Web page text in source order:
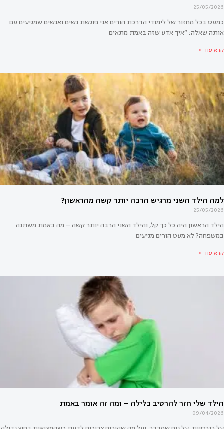
לי להיות מדריכת הורים? המדריך המלא למקצוע הדרכת
25/05/2026
כמעט בכל מחזור של לימודי הדרכת הורים אני פוגשת נשים ואנשים שמגיעים עם
אותה שאלה: “איך אדע שזה באמת מתאים
קרא עוד »
השני מרגיש הרבה יותר קשה מהראשון?
25/05/2026
הילד הראשון היה כל כך קל, והילד השני הרבה יותר קשה – מה באמת משתנה
במשפחה? לא מעט הורים מגיעים
קרא עוד »
09/04/2026